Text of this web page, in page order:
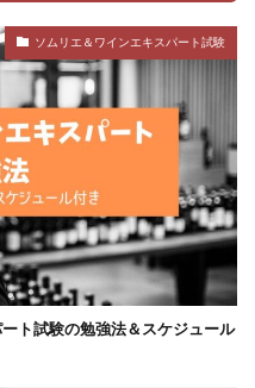
ソムリエ＆ワインエキスパート試験
ト試験の勉強法＆スケジュール